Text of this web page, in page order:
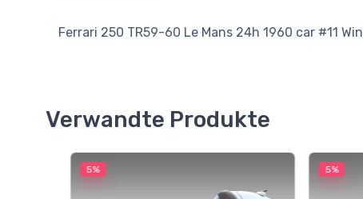
Ferrari 250 TR59-60 Le Mans 24h 1960 car #11
Verwandte Produkte
5% 5%